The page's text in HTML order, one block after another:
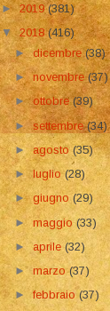
►2019(381)
▼2018(416)
►dicembre(38)
►novembre(37)
►ottobre(39)
►settembre(34)
►agosto(35)
►luglio(28)
►giugno(29)
►maggio(33)
►aprile(32)
►marzo(37)
►febbraio(37)